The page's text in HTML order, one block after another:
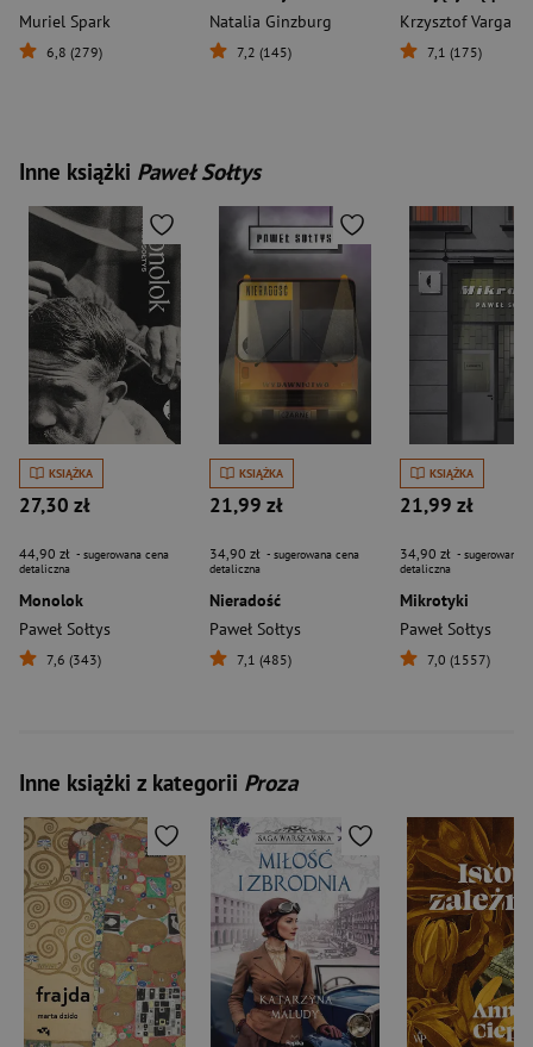
Muriel Spark
6,8 (279)
Natalia Ginzburg
7,2 (145)
Krzysztof Varga
7,1 (175)
Inne książki Paweł Sołtys
KSIĄŻKA
27,30 zł
44,90 zł - sugerowana cena
detaliczna
Monolok
Paweł Sołtys
7,6 (343)
KSIĄŻKA
21,99 zł
34,90 zł - sugerowana cena
detaliczna
Nieradość
Paweł Sołtys
7,1 (485)
KSIĄŻKA
21,99 zł
34,90 zł - sugerowana
detaliczna
Mikrotyki
Paweł Sołtys
7,0 (1557)
Inne książki z kategorii Proza